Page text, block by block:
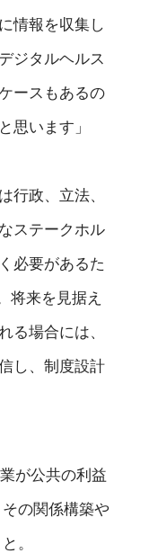
情報を収集し
ジタルヘルス
ースもあるの
思います」
行政、立法、
ステークホル
必要があるた
将来を見据え
る場合には、
し、制度設計
が公共の利益
の関係構築や
。